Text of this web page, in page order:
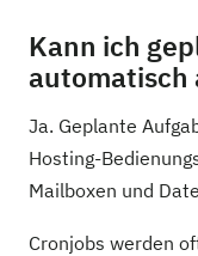
Kann ich
automatisch
Ja. Geplante
Hosting-
Mailboxen und
Cronjobs werden